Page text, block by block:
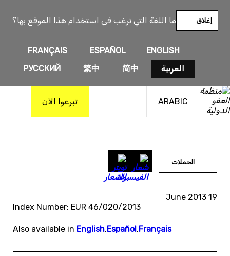
ما اللغة التي ترغب في استخدام هذا الموقع بها؟
ENGLISH
ESPAÑOL
FRANÇAIS
العربية
简中
繁中
РУССКИЙ
إغلاق
ARABIC تبرعوا الآن
المحتوى
الحملات
19 June 2013
Index Number: EUR 46/020/2013
Also available in English,Español,Français